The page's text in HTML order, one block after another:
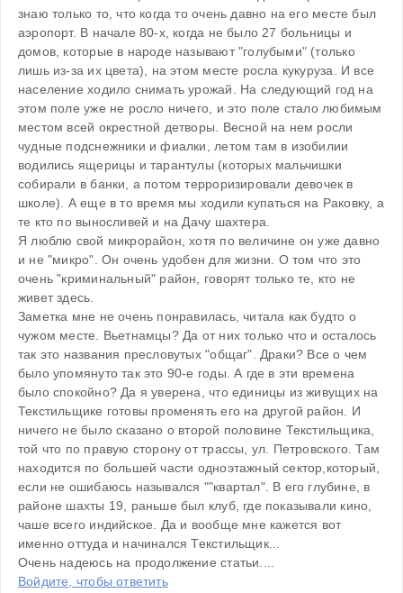
знаю только то, что когда то очень давно на его месте был
аэропорт. В начале 80-х, когда не было 27 больницы и
домов, которые в народе называют "голубыми" (только
лишь из-за их цвета), на этом месте росла кукуруза. И все
население ходило снимать урожай. На следующий год на
этом поле уже не росло ничего, и это поле стало любимым
местом всей окрестной детворы. Весной на нем росли
чудные подснежники и фиалки, летом там в изобилии
водились ящерицы и тарантулы (которых мальчишки
собирали в банки, а потом терроризировали девочек в
школе). А еще в то время мы ходили купаться на Раковку, а
те кто по выносливей и на Дачу шахтера.
Я люблю свой микрорайон, хотя по величине он уже давно
и не "микро". Он очень удобен для жизни. О том что это
очень "криминальный" район, говорят только те, кто не
живет здесь.
Заметка мне не очень понравилась, читала как будто о
чужом месте. Вьетнамцы? Да от них только что и осталось
так это названия пресловутых "общаг". Драки? Все о чем
было упомянуто так это 90-е годы. А где в эти времена
было спокойно? Да я уверена, что единицы из живущих на
Текстильщике готовы променять его на другой район. И
ничего не было сказано о второй половине Текстильщика,
той что по правую сторону от трассы, ул. Петровского. Там
находится по большей части одноэтажный сектор,который,
если не ошибаюсь назывался ""квартал". В его глубине, в
районе шахты 19, раньше был клуб, где показывали кино,
чаше всего индийское. Да и вообще мне кажется вот
именно оттуда и начинался Текстильщик...
Очень надеюсь на продолжение статьи....
Войдите, чтобы ответить